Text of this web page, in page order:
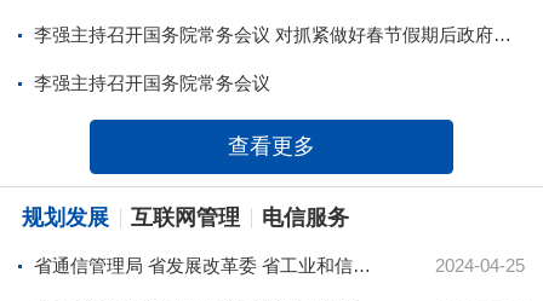
李强主持召开国务院常务会议 对抓紧做好春节假期后政府工作作出部署 研究推进银发经济和养老服务发展有关工作 审议通过《关于加强基层消防工作的意见》 讨论《中华人民共和国水法（修订草案）》
李强主持召开国务院常务会议
查看更多
规划发展 互联网管理 电信服务
省通信管理局 省发展改革委 省工业和信息化厅 省数据局关于印发江苏省算力基础设施发展专项规划的通知 2024-04-25